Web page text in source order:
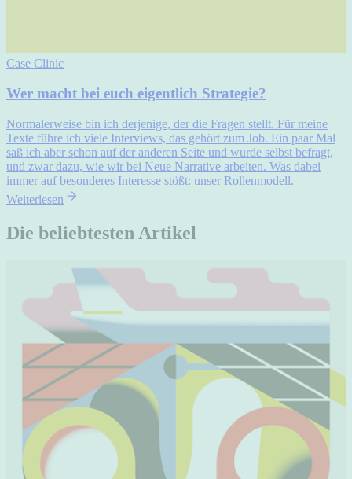
Case Clinic
Wer macht bei euch eigentlich Strategie?
Normalerweise bin ich derjenige, der die Fragen stellt. Für meine
Texte führe ich viele Interviews, das gehört zum Job. Ein paar Mal
saß ich aber schon auf der anderen Seite und wurde selbst befragt,
und zwar dazu, wie wir bei Neue Narrative arbeiten. Was dabei
immer auf besonderes Interesse stößt: unser Rollen­modell.
Weiterlesen
Die beliebtesten Artikel